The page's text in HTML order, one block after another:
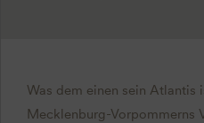
Was dem einen sein Atlantis
Mecklenburg-Vorpommerns